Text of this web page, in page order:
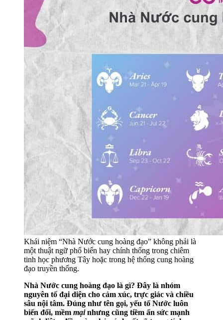
Khái niệm “Nhà Nước cung hoàng đạo” không phải là
một thuật ngữ phổ biến hay chính thống trong chiêm
tinh học phương Tây hoặc trong hệ thống cung hoàng
đạo truyền thống.
Nhà Nước cung hoàng đạo là gì? Đây là nhóm
nguyên tố đại diện cho cảm xúc, trực giác và chiều
sâu nội tâm. Đúng như tên gọi, yếu tố Nước luôn
biến đổi, mềm mạinhưng cũng tiềm ẩn sức mạnh